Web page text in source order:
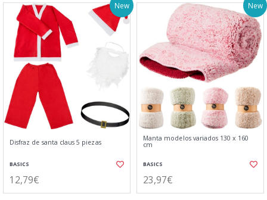
New
Disfraz de santa claus 5 piezas
BASICS
12,79€
New
Manta modelos variados 130 x 160
cm
BASICS
23,97€